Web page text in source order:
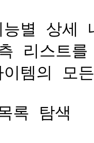
별 상세
리스트
템의 모
록 탐색